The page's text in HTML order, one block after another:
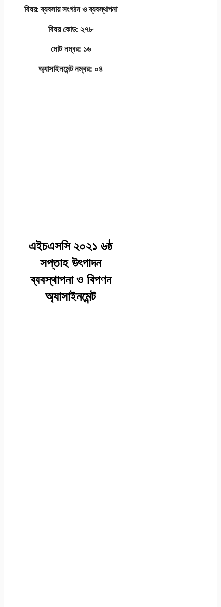
বিষয়: ব্যবসায় সংগঠন ও ব্যবস্থাপনা
বিষয় কোড: ২৭৮
মোট নম্বর: ১৬
অ্যাসাইনমেন্ট নম্বর: ০৪
এইচএসসি ২০২১ ৬ষ্ঠ
সপ্তাহ উৎপাদন
ব্যবস্থাপনা ও বিপণন
অ্যাসাইনমেন্ট